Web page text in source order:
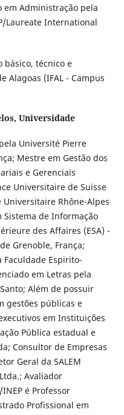
em Administração pela
Laureate International
básico, técnico e
Alagoas (IFAL - Campus
Universidade
Université Pierre
Mestre em Gestão dos
e Gerenciais
Universitaire de Suisse
Universitaire Rhône-Alpes
Sistema de Informação
des Affaires (ESA) -
Grenoble, França;
Espirito-
em Letras pela
Além de possuir
gestões públicas e
em Instituições
Pública estadual e
Consultor de Empresas
Geral da SALEM
Avaliador
é Professor
Profissional em